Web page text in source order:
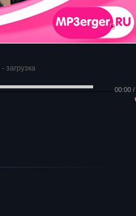
- загрузка
00:00 /